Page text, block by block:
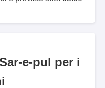
e-pul per i